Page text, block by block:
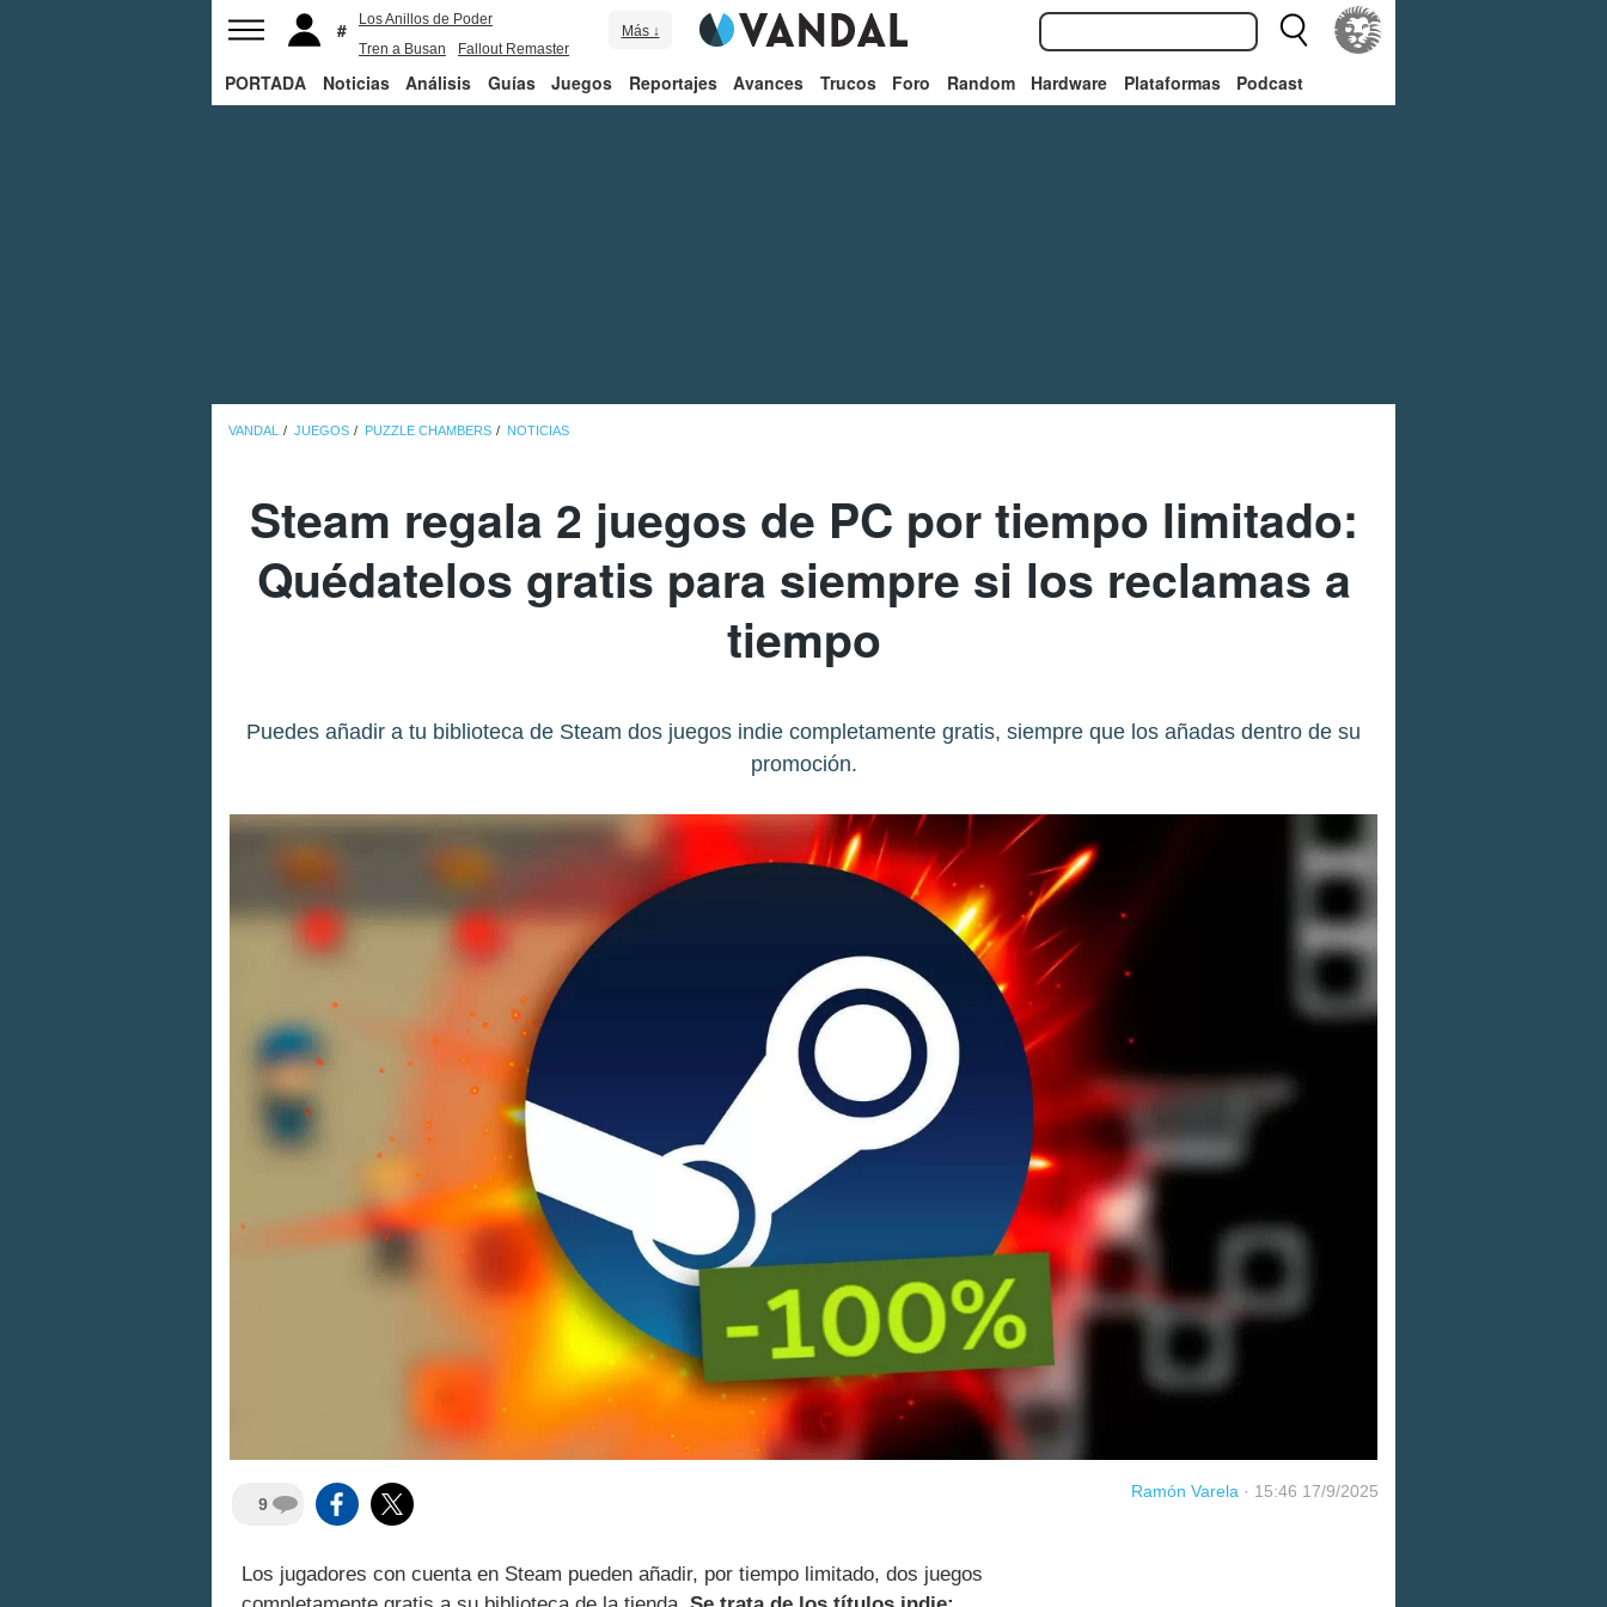
Los Anillos de Poder
Tren a Busan
Fallout Remaster
Juego de Tronos
Más ↓
PORTADA Noticias Análisis Guías Juegos Reportajes Avances Trucos Foro Random Hardware Plataformas Podcast
VANDAL JUEGOS PUZZLE CHAMBERS NOTICIAS
Steam regala 2 juegos de PC por tiempo limitado:
Quédatelos gratis para siempre si los reclamas a
tiempo
Puedes añadir a tu biblioteca de Steam dos juegos indie completamente gratis, siempre que los añadas dentro de su
promoción.
9
Ramón Varela · 15:46 17/9/2025
Los jugadores con cuenta en Steam pueden añadir, por tiempo limitado, dos juegos